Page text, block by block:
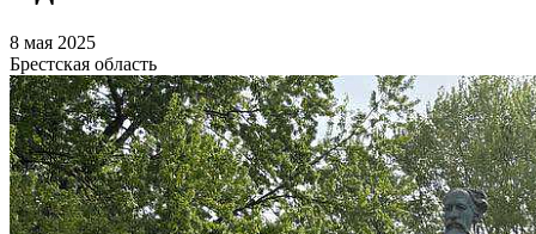
8 мая 2025
Брестская область